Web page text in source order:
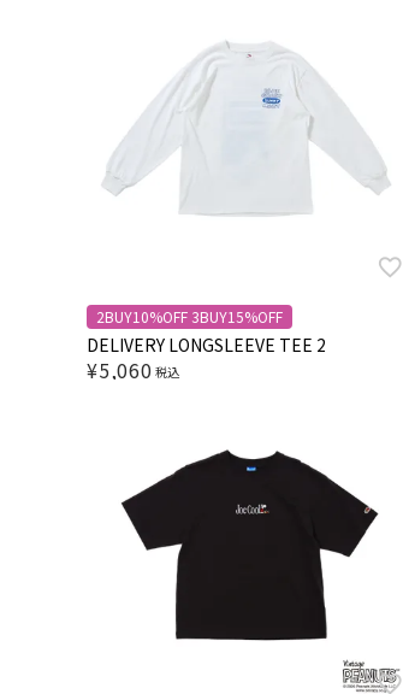
2BUY10%OFF 3BUY15%OFF
DELIVERY LONGSLEEVE TEE 2
¥5,060 税込